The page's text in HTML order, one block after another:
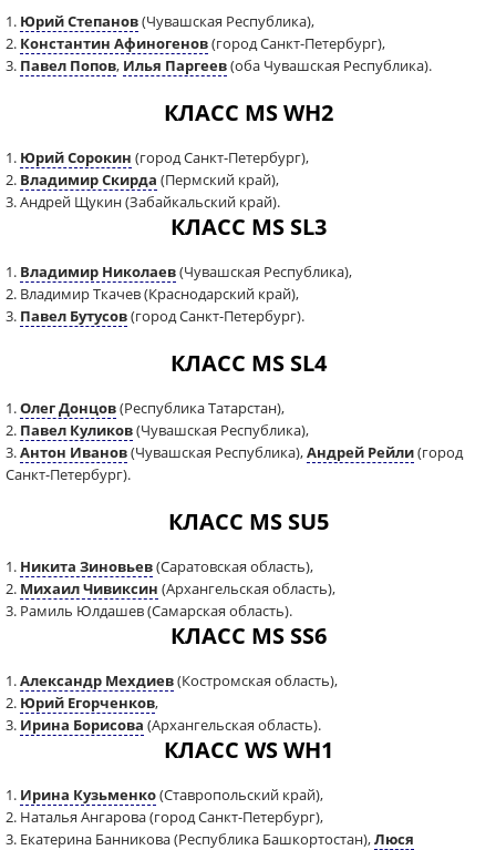
1. Юрий Степанов(Чувашская Республика),
2. Константин Афиногенов(город Санкт-Петербург),
3. Павел Попов, Илья Паргеев(оба Чувашская Республика).
КЛАСС MS WH2
1. Юрий Сорокин (город Санкт-Петербург),
2. Владимир Скирда (Пермский край),
3. Андрей Щукин (Забайкальский край).
КЛАСС MS SL3
1. Владимир Николаев(Чувашская Республика),
2. Владимир Ткачев (Краснодарский край),
3. Павел Бутусов(город Санкт-Петербург).
КЛАСС MS SL4
1.Олег Донцов(Республика Татарстан),
2. Павел Куликов(Чувашская Республика),
3.Антон Иванов(Чувашская Республика),Андрей Рейли(город
Санкт-Петербург).
КЛАСС MS SU5
1. Никита Зиновьев(Саратовская область),
2. Михаил Чивиксин (Архангельская область),
3. Рамиль Юлдашев (Самарская область).
КЛАСС MS SS6
1.Александр Мехдиев(Костромская область),
2. Юрий Егорченков,
3. Ирина Борисова (Архангельская область).
КЛАСС WS WH1
1. Ирина Кузьменко(Ставропольский край),
2. Наталья Ангарова (город Санкт-Петербург),
3. Екатерина Банникова (Республика Башкортостан),Люся